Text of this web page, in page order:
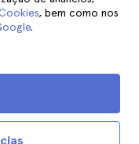
, bem como nos
.